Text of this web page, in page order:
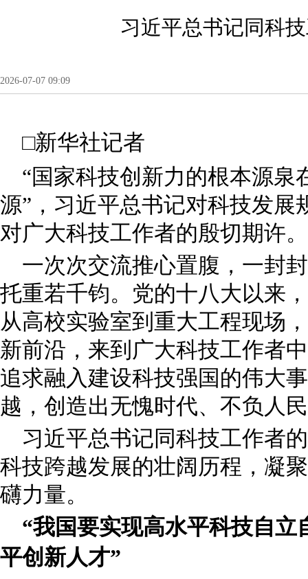
习近平总书记同科
2026-07-07 09:09
□新华社记者
“国家科技创新力的根本源泉
源”，习近平总书记对科技发展
对广大科技工作者的殷切期许。
一次次交流推心置腹，一封
托重若千钧。党的十八大以来
从高校实验室到重大工程现场
新前沿，来到广大科技工作者
追求融入建设科技强国的伟大
越，创造出无愧时代、不负人
习近平总书记同科技工作者
科技跨越发展的壮阔历程，凝
礴力量。
“我国要实现高水平科技自
平创新人才”